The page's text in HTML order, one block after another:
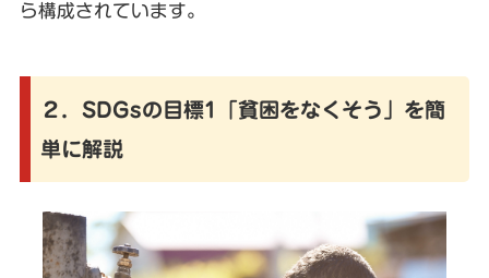
ら構成されています。
２．SDGsの目標1「貧困をなくそう」を簡
単に解説